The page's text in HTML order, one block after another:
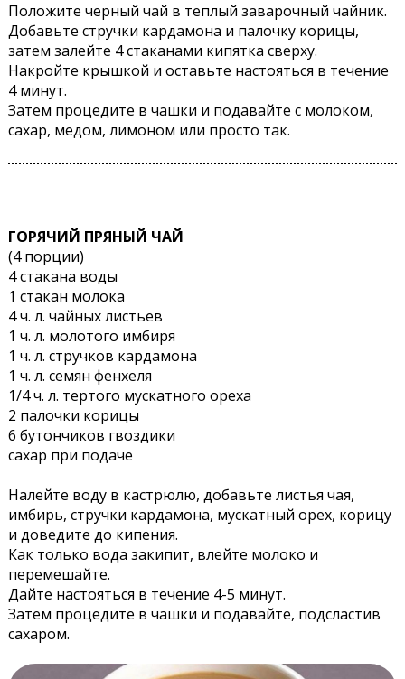
Положите черный чай в теплый заварочный чайник.
Добавьте стручки кардамона и палочку корицы,
затем залейте 4 стаканами кипятка сверху.
Накройте крышкой и оставьте настояться в течение
4 минут.
Затем процедите в чашки и подавайте с молоком,
сахар, медом, лимоном или просто так.
ГОРЯЧИЙ ПРЯНЫЙ ЧАЙ
(4 порции)
4 стакана воды
1 стакан молока
4 ч. л. чайных листьев
1 ч. л. молотого имбиря
1 ч. л. стручков кардамона
1 ч. л. семян фенхеля
1/4 ч. л. тертого мускатного ореха
2 палочки корицы
6 бутончиков гвоздики
сахар при подаче
Налейте воду в кастрюлю, добавьте листья чая,
имбирь, стручки кардамона, мускатный орех, корицу
и доведите до кипения.
Как только вода закипит, влейте молоко и
перемешайте.
Дайте настояться в течение 4-5 минут.
Затем процедите в чашки и подавайте, подсластив
сахаром.